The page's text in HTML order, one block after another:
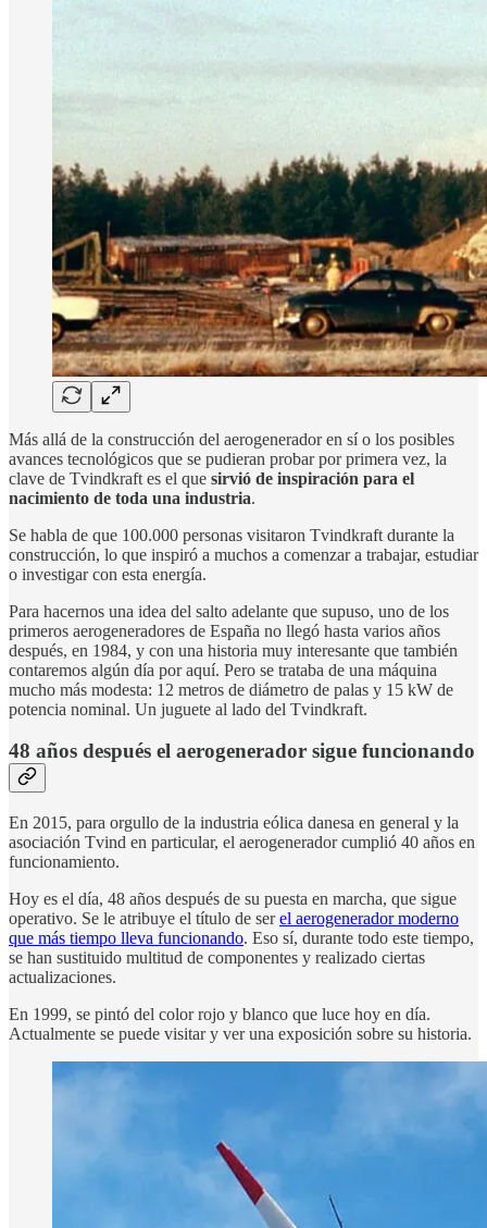
Más allá de la construcción del aerogenerador en sí o los posibles
avances tecnológicos que se pudieran probar por primera vez, la
clave de Tvindkraft es el que sirvió de inspiración para el
nacimiento de toda una industria.
Se habla de que 100.000 personas visitaron Tvindkraft durante la
construcción, lo que inspiró a muchos a comenzar a trabajar, estudiar
o investigar con esta energía.
Para hacernos una idea del salto adelante que supuso, uno de los
primeros aerogeneradores de España no llegó hasta varios años
después, en 1984, y con una historia muy interesante que también
contaremos algún día por aquí. Pero se trataba de una máquina
mucho más modesta: 12 metros de diámetro de palas y 15 kW de
potencia nominal. Un juguete al lado del Tvindkraft.
48 años después el aerogenerador sigue funcionando
En 2015, para orgullo de la industria eólica danesa en general y la
asociación Tvind en particular, el aerogenerador cumplió 40 años en
funcionamiento.
Hoy es el día, 48 años después de su puesta en marcha, que sigue
operativo. Se le atribuye el título de serel aerogenerador moderno
que más tiempo lleva funcionando. Eso sí, durante todo este tiempo,
se han sustituido multitud de componentes y realizado ciertas
actualizaciones.
En 1999, se pintó del color rojo y blanco que luce hoy en día.
Actualmente se puede visitar y ver una exposición sobre su historia.